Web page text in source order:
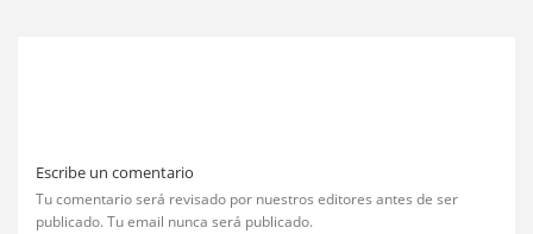
Escribe un comentario
Tu comentario será revisado por nuestros editores antes de ser
publicado. Tu email nunca será publicado.